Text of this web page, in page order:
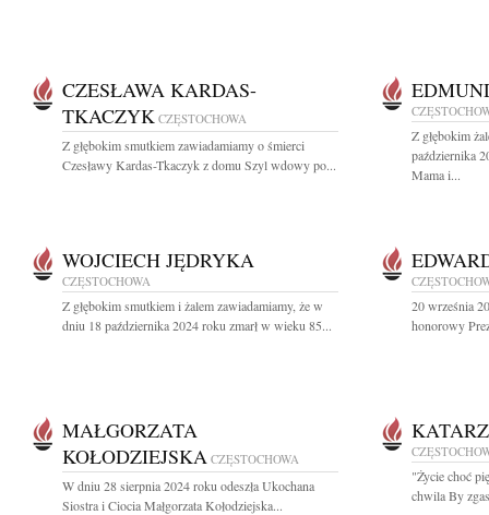
CZESŁAWA KARDAS-
TKACZYK CZĘSTOCHOWA
Z głębokim smutkiem zawiadamiamy o śmierci
Czesławy Kardas-Tkaczyk z domu Szyl wdowy po...
Z głębokim
października
Mama i...
WOJCIECH JĘDRYKA
CZĘSTOCHOWA
Z głębokim smutkiem i żalem zawiadamiamy, że w
dniu 18 października 2024 roku zmarł w wieku 85...
20 września
honorowy
MAŁGORZATA
KOŁODZIEJSKA CZĘSTOCHOWA
W dniu 28 sierpnia 2024 roku odeszła Ukochana
Siostra i Ciocia Małgorzata Kołodziejska...
"Życie choć
chwila By